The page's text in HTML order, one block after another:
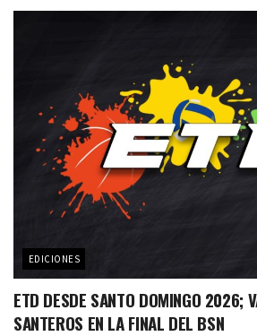
EDICIONES
ETD DESDE SANTO DOMINGO 2026;
SANTEROS EN LA FINAL DEL BSN